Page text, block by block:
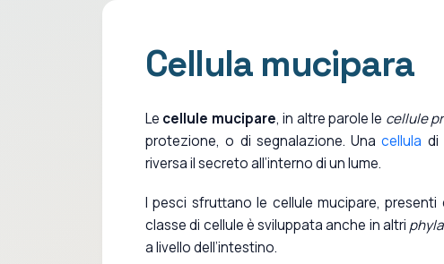
Cellula mucipara
Le cellule mucipare, in altre parole le cellule
protezione, o di segnalazione. Unacellula di
riversa il secreto all’interno di un lume.
I pesci sfruttano le cellule mucipare,
classe di cellule è sviluppata anche in altri phyla
a livello dell’intestino.